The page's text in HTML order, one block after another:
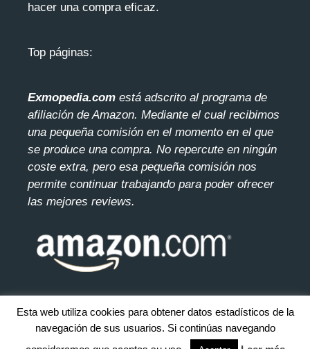
hacer una compra eficaz.
Top páginas:
Exmopedia.com está adscrito al programa de
afiliación de Amazon. Mediante el cual recibimos
una pequeña comisión en el momento en el que
se produce una compra. No repercute en ningún
coste extra, pero esa pequeña comisión nos
permite continuar trabajando para poder ofrecer
las mejores reviews.
© 2026 exmopedia.com. Todos los derecho reservados.Mapa
Esta web utiliza cookies para obtener datos estadísticos de la
navegación de sus usuarios. Si continúas navegando